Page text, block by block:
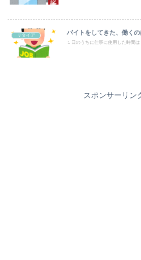
リタイア バイトをしてきた、働く
１日のうちに仕事に使用した時間は
スポンサーリン